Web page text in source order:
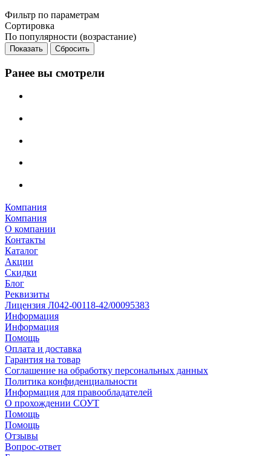
Фильтр по параметрам
Сортировка
По популярности (возрастание)
Сбросить
Ранее вы смотрели
Компания
Компания
О компании
Контакты
Каталог
Акции
Скидки
Блог
Реквизиты
Лицензия Л042-00118-42/00095383
Информация
Информация
Помощь
Оплата и доставка
Гарантия на товар
Соглашение на обработку персональных данных
Политика конфиденциальности
Информация для правообладателей
О прохождении СОУТ
Помощь
Помощь
Отзывы
Вопрос-ответ